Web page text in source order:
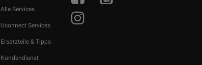
Alle Services
Uconnect Services
Ersatzteile & Tipps
Kundendienst